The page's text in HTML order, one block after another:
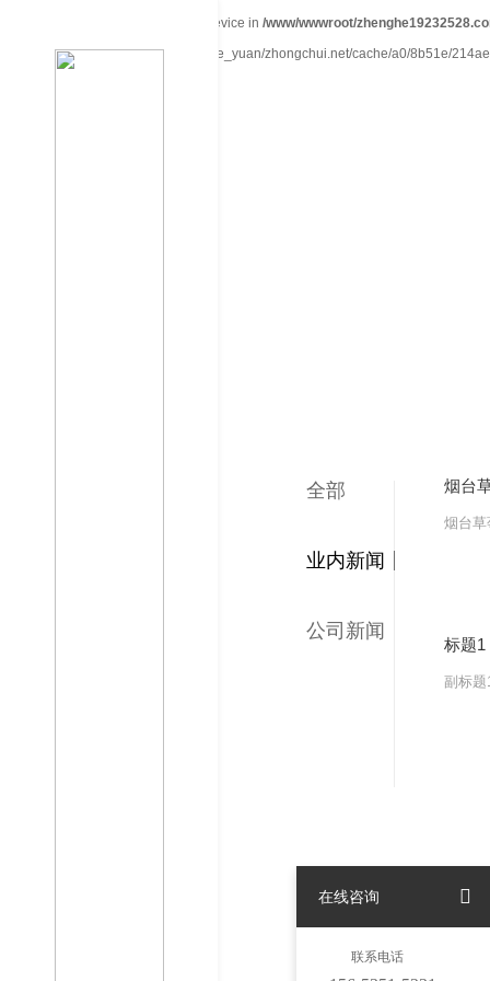
: mkdir(): No space left on device in /www/wwwroot/
: file_put_contents(./cachefile_yuan/zhongchui.net/cache/a0/8b51e/
全部
业内新闻
公司新闻
烟台
烟台草
MORE
标题1
副标题
在线咨询
联系电话